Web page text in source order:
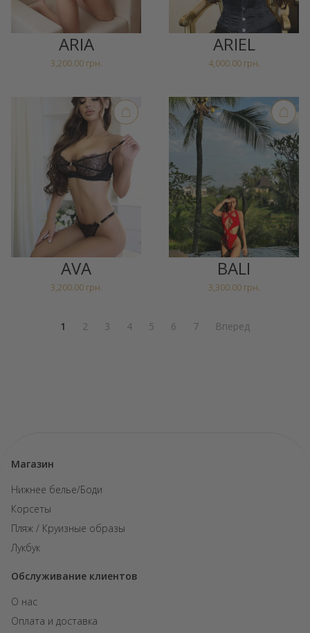
ARIA
3,200.00 грн.
ARIEL
4,000.00 грн.
AVA
3,200.00 грн.
BALI
3,300.00 грн.
1 2 3 4 5 6 7 Вперед
Магазин
Нижнее белье/Боди
Корсеты
Пляж / Круизные образы
Лукбук
Обслуживание клиентов
О нас
Оплата и доставка